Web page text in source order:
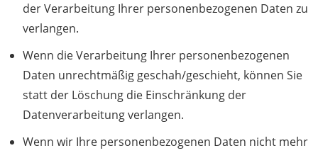
der Verarbeitung Ihrer personenbezogenen Daten zu
verlangen.
Wenn die Verarbeitung Ihrer personenbezogenen
Daten unrechtmäßig geschah/geschieht, können Sie
statt der Löschung die Einschränkung der
Datenverarbeitung verlangen.
Wenn wir Ihre personenbezogenen Daten nicht mehr